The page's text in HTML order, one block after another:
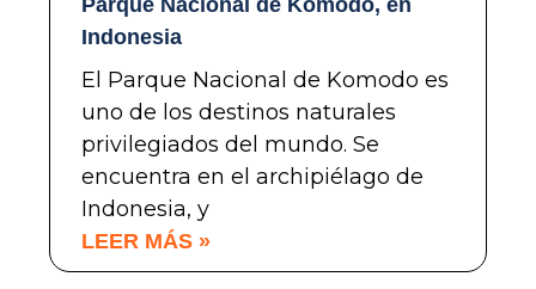
Indonesia
El Parque Nacional de Komodo es
uno de los destinos naturales
privilegiados del mundo. Se
encuentra en el archipiélago de
Indonesia, y
LEER MÁS »